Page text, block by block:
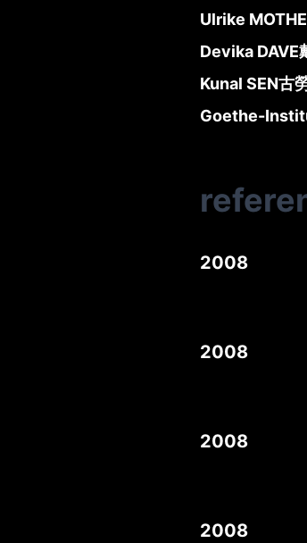
Ulrike
Devika DAVE
Kunal SEN古
Goethe-
2008
2008
2008
2008